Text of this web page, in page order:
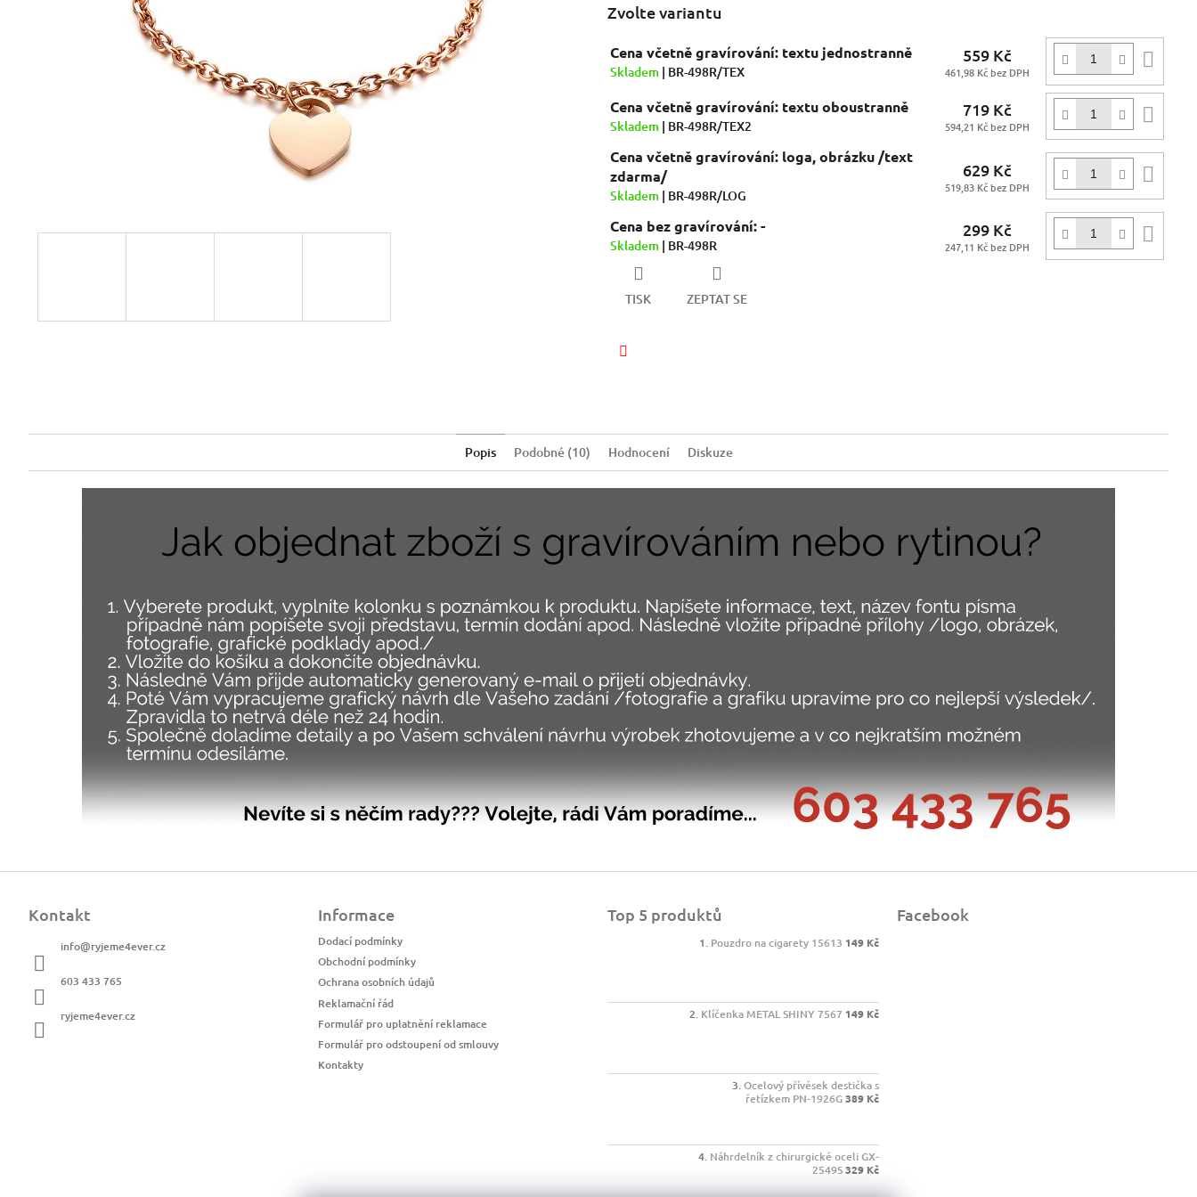
Zvolte variantu
Cena včetně gravírování: textu jednostranně
Skladem | BR-498R/TEX
559 Kč
461,98 Kč bez DPH
Cena včetně gravírování: textu oboustranně
Skladem | BR-498R/TEX2
719 Kč
594,21 Kč bez DPH
Cena včetně gravírování: loga, obrázku /text
zdarma/
Skladem | BR-498R/LOG
629 Kč
519,83 Kč bez DPH
Cena bez gravírování: -
Skladem | BR-498R
299 Kč
247,11 Kč bez DPH
TISK ZEPTAT SE
Popis Podobné (10) Hodnocení Diskuze
Kontakt
info@ryjeme4ever.cz
603 433 765
ryjeme4ever.cz
Informace
Dodací podmínky
Obchodní podmínky
Ochrana osobních údajů
Reklamační řád
Formulář pro uplatnění reklamace
Formulář pro odstoupení od smlouvy
Kontakty
Top 5 produktů
Pouzdro na cigarety 15613 149 Kč
Klíčenka METAL SHINY 7567 149 Kč
Ocelový přívěsek destička s
řetízkem PN-1926G389 Kč
Náhrdelník z chirurgické oceli GX-
2549S329 Kč
Facebook